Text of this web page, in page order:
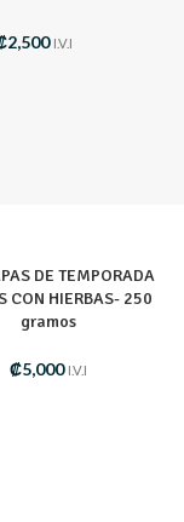
2,500 I.V.I
DE TEMPORADA
CON HIERBAS- 250
gramos
₡5,000 I.V.I